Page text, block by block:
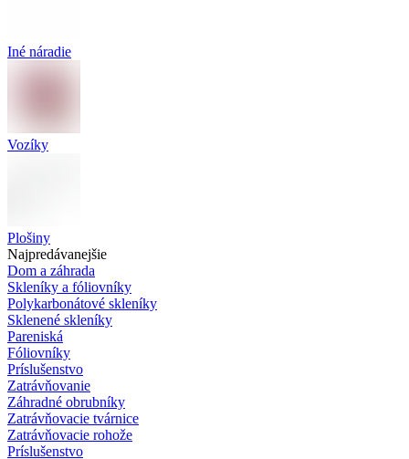
Iné náradie
Vozíky
Plošiny
Najpredávanejšie
Dom a záhrada
Skleníky a fóliovníky
Polykarbonátové skleníky
Sklenené skleníky
Pareniská
Fóliovníky
Príslušenstvo
Zatrávňovanie
Záhradné obrubníky
Zatrávňovacie tvárnice
Zatrávňovacie rohože
Príslušenstvo